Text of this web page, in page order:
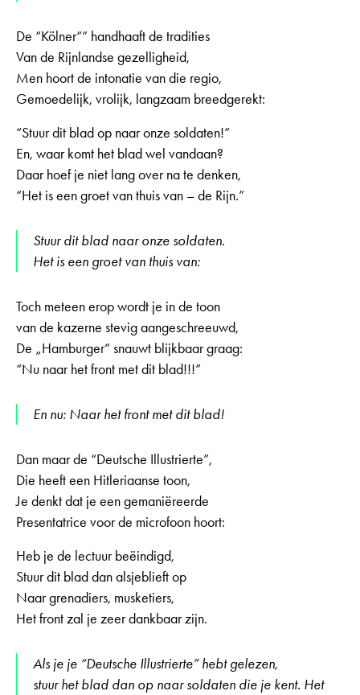
De “Kölner“” handhaaft de tradities
Van de Rijnlandse gezelligheid,
Men hoort de intonatie van die regio,
Gemoedelijk, vrolijk, langzaam breedgerekt:
“Stuur dit blad op naar onze soldaten!”
En, waar komt het blad wel vandaan?
Daar hoef je niet lang over na te denken,
“Het is een groet van thuis van – de Rijn.”
Stuur dit blad naar onze soldaten.
Het is een groet van thuis van:
Toch meteen erop wordt je in de toon
van de kazerne stevig aangeschreeuwd,
De „Hamburger“ snauwt blijkbaar graag:
“Nu naar het front met dit blad!!!”
En nu: Naar het front met dit blad!
Dan maar de “Deutsche Illustrierte”,
Die heeft een Hitleriaanse toon,
Je denkt dat je een gemaniëreerde
Presentatrice voor de microfoon hoort:
Heb je de lectuur beëindigd,
Stuur dit blad dan alsjeblieft op
Naar grenadiers, musketiers,
Het front zal je zeer dankbaar zijn.
Als je je “Deutsche Illustrierte” hebt gelezen,
stuur het blad dan op naar soldaten die je kent. Het